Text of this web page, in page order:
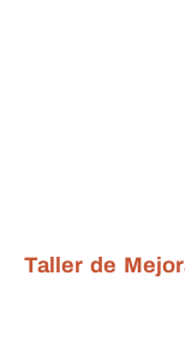
Taller de